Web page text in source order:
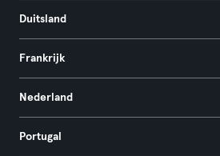
Duitsland
Frankrijk
Nederland
Portugal